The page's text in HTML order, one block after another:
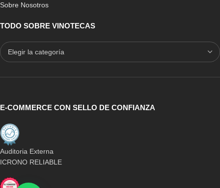
Sobre Nosotros
TODO SOBRE VINOTECAS
E-COMMERCE CON SELLO DE CONFIANZA
Auditoria Externa
ICRONO RELIABLE